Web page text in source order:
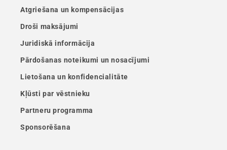
Atgriešana un kompensācijas
Droši maksājumi
Juridiskā informācija
Pārdošanas noteikumi un nosacījumi
Lietošana un konfidencialitāte
Kļūsti par vēstnieku
Partneru programma
Sponsorēšana